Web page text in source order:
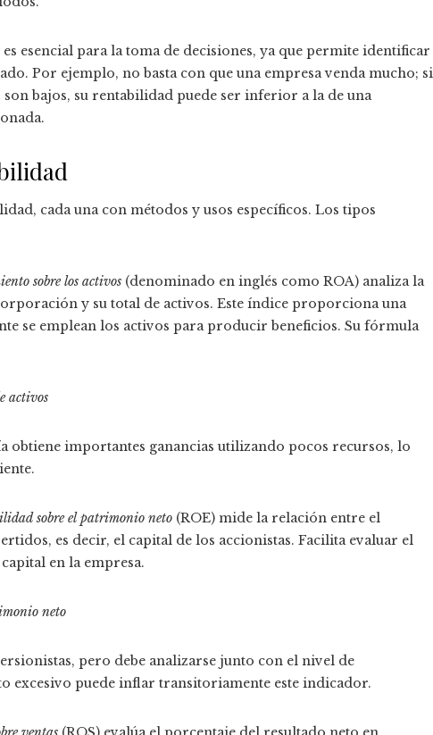
esencial para la toma de decisiones, ya que permite identificar
Por ejemplo, no basta con que una empresa venda mucho; si
bajos, su rentabilidad puede ser inferior a la de una
cada una con métodos y usos específicos. Los tipos
sobre los activos (denominado en inglés como ROA) analiza la
y su total de activos. Este índice proporciona una
se emplean los activos para producir beneficios. Su fórmula
activos
obtiene importantes ganancias utilizando pocos recursos, lo
sobre el patrimonio neto (ROE) mide la relación entre el
es decir, el capital de los accionistas. Facilita evaluar el
en la empresa.
neto
pero debe analizarse junto con el nivel de
excesivo puede inflar transitoriamente este indicador.